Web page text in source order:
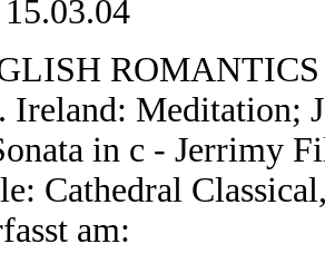
Ireland: Meditation;
in c - Jerrimy
Cathedral
am: